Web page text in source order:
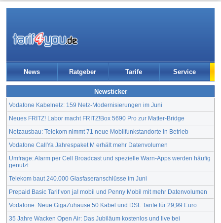
News Ratgeber Tarife Service
Newsticker
Vodafone Kabelnetz: 159 Netz-Modernisierungen im Juni
Neues FRITZ! Labor macht FRITZ!Box 5690 Pro zur Matter-Bridge
Netzausbau: Telekom nimmt 71 neue Mobilfunkstandorte in Betrieb
Vodafone CallYa Jahrespaket M erhält mehr Datenvolumen
Umfrage: Alarm per Cell Broadcast und spezielle Warn-Apps werden häufig
genutzt
Telekom baut 240.000 Glasfaseranschlüsse im Juni
Prepaid Basic Tarif von ja! mobil und Penny Mobil mit mehr Datenvolumen
Vodafone: Neue GigaZuhause 50 Kabel und DSL Tarife für 29,99 Euro
35 Jahre Wacken Open Air: Das Jubiläum kostenlos und live bei